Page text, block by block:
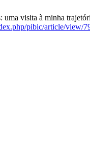
visita à minha
pibic/article/view/